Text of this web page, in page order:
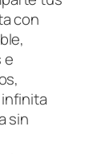
con
e
sin